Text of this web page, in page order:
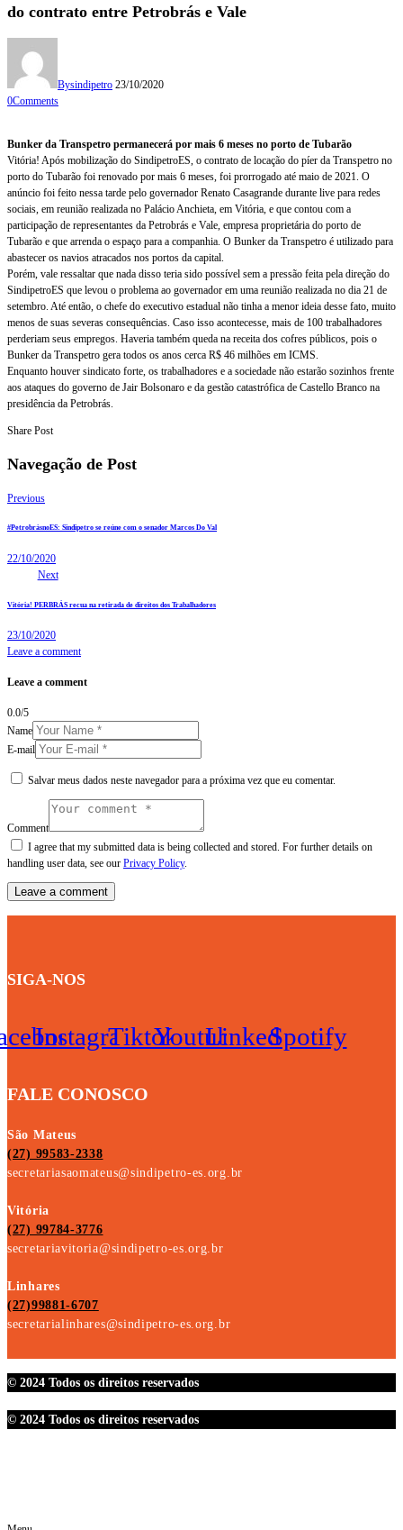
do contrato entre Petrobrás e Vale
Bysindipetro 23/10/2020
0Comments
Bunker da Transpetro permanecerá por mais 6 meses no porto de Tubarão
Vitória! Após mobilização do SindipetroES, o contrato de locação do píer da Transpetro no
porto do Tubarão foi renovado por mais 6 meses, foi prorrogado até maio de 2021. O
anúncio foi feito nessa tarde pelo governador Renato Casagrande durante live para redes
sociais, em reunião realizada no Palácio Anchieta, em Vitória, e que contou com a
participação de representantes da Petrobrás e Vale, empresa proprietária do porto de
Tubarão e que arrenda o espaço para a companhia. O Bunker da Transpetro é utilizado para
abastecer os navios atracados nos portos da capital.
Porém, vale ressaltar que nada disso teria sido possível sem a pressão feita pela direção do
SindipetroES que levou o problema ao governador em uma reunião realizada no dia 21 de
setembro. Até então, o chefe do executivo estadual não tinha a menor ideia desse fato, muito
menos de suas severas consequências. Caso isso acontecesse, mais de 100 trabalhadores
perderiam seus empregos. Haveria também queda na receita dos cofres públicos, pois o
Bunker da Transpetro gera todos os anos cerca R$ 46 milhões em ICMS.
Enquanto houver sindicato forte, os trabalhadores e a sociedade não estarão sozinhos frente
aos ataques do governo de Jair Bolsonaro e da gestão catastrófica de Castello Branco na
presidência da Petrobrás.
Share Post
Navegação de Post
Previous
#PetrobrásnoES: Sindipetro se reúne com o senador Marcos Do Val
22/10/2020
Next
Vitória! PERBRÁS recua na retirada de direitos dos Trabalhadores
23/10/2020
Leave a comment
Leave a comment
0.0/5
Name
E-mail
Salvar meus dados neste navegador para a próxima vez que eu comentar.
Comment
I agree that my submitted data is being collected and stored. For further details on
handling user data, see our Privacy Policy.
SIGA-NOS
InstagramTiktokYoutubeLinkedinSpotify
FALE CONOSCO
São Mateus
(27) 99583-2338
secretariasaomateus@sindipetro-es.org.br
Vitória
(27) 99784-3776
secretariavitoria@sindipetro-es.org.br
Linhares
(27)99881-6707
secretarialinhares@sindipetro-es.org.br
© 2024 Todos os direitos reservados
© 2024 Todos os direitos reservados